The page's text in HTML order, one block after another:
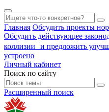
Главная Обсудить проекты
Обсудить действующее
коллизии и предложить
устроено
Личный кабинет
Поиск по сайту
Расширенный поиск